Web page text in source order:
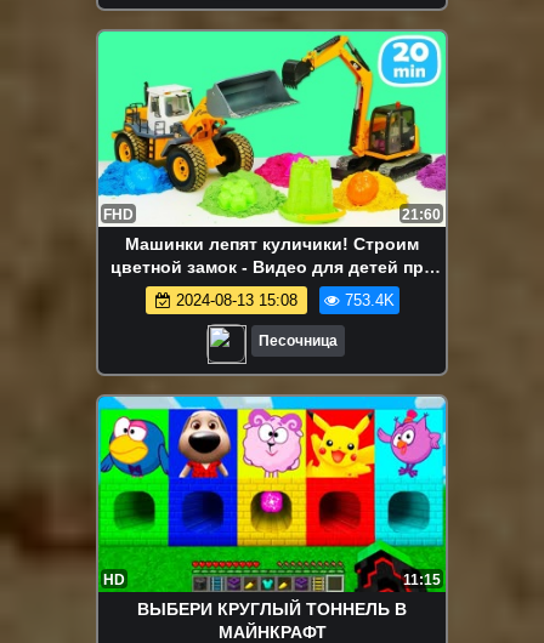
FHD 21:60
Машинки лепят куличики! Строим
цветной замок - Видео для детей про
игры с песком. Песочница
2024-08-13 15:08 753.4K
Песочница
HD 11:15
ВЫБЕРИ КРУГЛЫЙ ТОННЕЛЬ В
МАЙНКРАФТ